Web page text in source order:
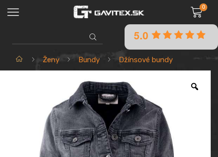
0
SEARCH
INPUT
5.0
Domov Ženy Bundy Džínsové bundy